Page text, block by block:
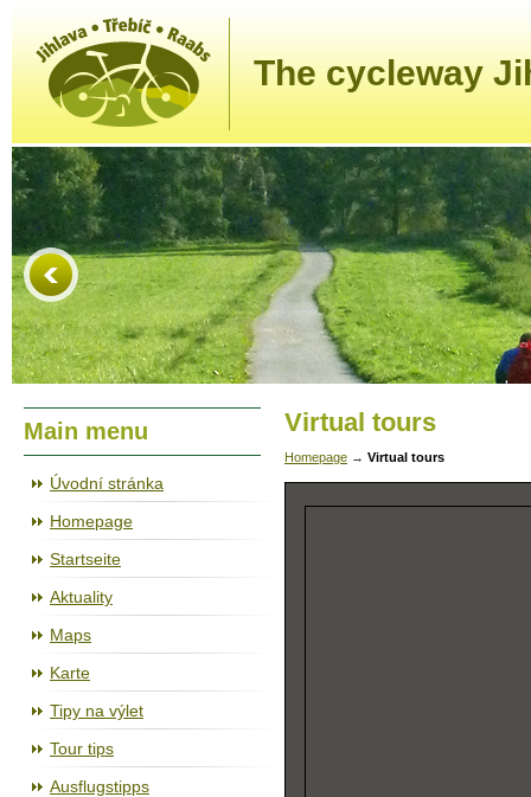
The cycleway
The cycleway Jihlava – Třebíč – Raabs
Main menu
Úvodní stránka
Homepage
Startseite
Aktuality
Maps
Karte
Tipy na výlet
Tour tips
Ausflugstipps
Virtual tours
Homepage → Virtual tours